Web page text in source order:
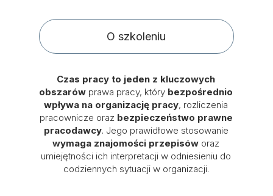
O szkoleniu
Czas pracy to jeden z kluczowych
obszarów prawa pracy, który bezpośrednio
wpływa na organizację pracy, rozliczenia
pracownicze oraz bezpieczeństwo prawne
pracodawcy. Jego prawidłowe stosowanie
wymaga znajomości przepisów oraz
umiejętności ich interpretacji w odniesieniu do
codziennych sytuacji w organizacji.